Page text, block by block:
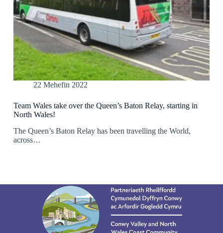
22 Mehefin 2022
Team Wales take over the Queen’s Baton Relay, starting in
North Wales!
The Queen’s Baton Relay has been travelling the World,
across…